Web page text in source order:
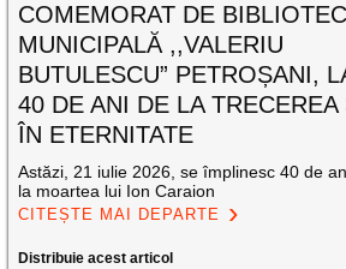
COMEMORAT DE
MUNICIPALĂ ,,VALERIU
BUTULESCU” PETROȘANI,
40 DE ANI DE LA TRECEREA
ÎN ETERNITATE
Astăzi, 21 iulie 2026, se împlinesc 40 de
la moartea lui Ion Caraion
CITEȘTE MAI DEPARTE
Distribuie acest articol